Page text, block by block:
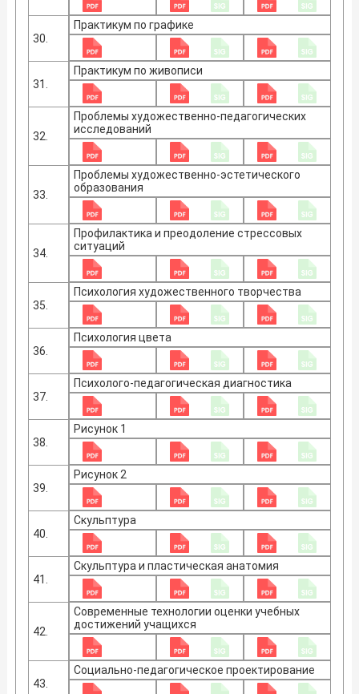
30.
Практикум по графике
31.
Практикум по живописи
32.
Проблемы художественно-педагогических
исследований
33.
Проблемы художественно-эстетического
образования
34.
Профилактика и преодоление стрессовых
ситуаций
35.
Психология художественного творчества
36.
Психология цвета
37.
Психолого-педагогическая диагностика
38.
Рисунок 1
39.
Рисунок 2
40.
Скульптура
41.
Скульптура и пластическая анатомия
42.
Современные технологии оценки учебных
достижений учащихся
43.
Социально-педагогическое проектирование